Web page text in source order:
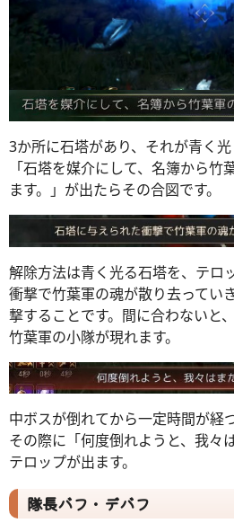
3か所に石塔があり、それが青く
「石塔を媒介にして、名簿から竹
ます。」が出たらその合図です。
解除方法は青く光る石塔を、テロ
衝撃で竹葉軍の魂が散り去ってい
撃することです。間に合わないと
竹葉軍の小隊が現れます。
中ボスが倒れてから一定時間が経
その際に「何度倒れようと、我々
テロップが出ます。
隊長バフ・デバフ